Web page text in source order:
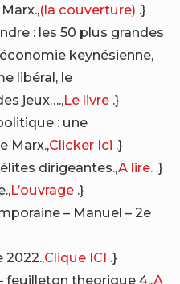
(la couverture) .}
: les 50 plus grandes
keynésienne,
libéral, le
jeux….,Le livre .}
: une
Marx.,Clicker Ici .}
dirigeantes.,A lire. .}
L’ouvrage .}
– Manuel – 2e
2022.,Clique ICI .}
feuilleton theorique 4.,A